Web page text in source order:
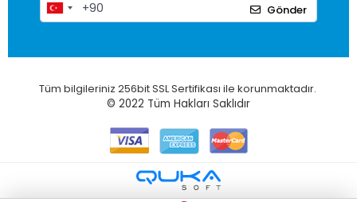
Gönder
Tüm bilgileriniz 256bit SSL Sertifikası ile korunmaktadır.
© 2022 Tüm Hakları Saklıdır